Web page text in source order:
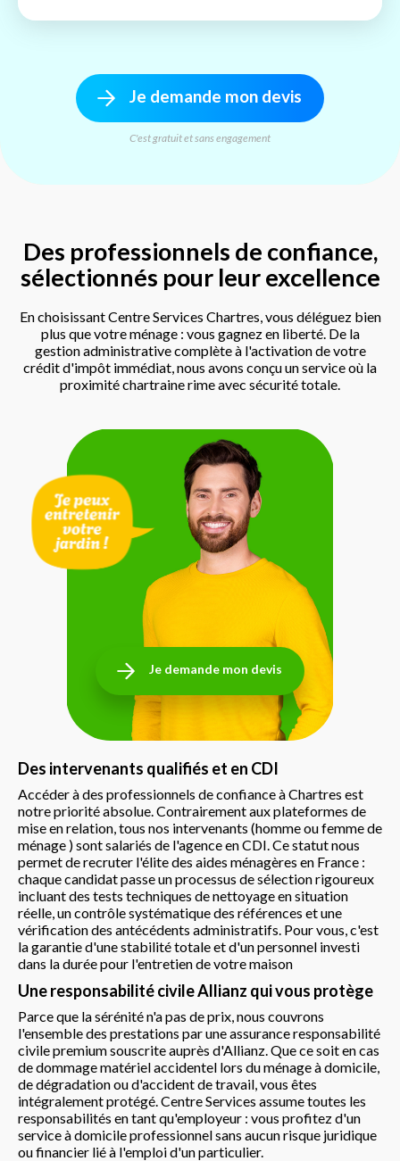
Je demande mon devis
C'est gratuit et sans engagement
Des professionnels de confiance,
sélectionnés pour leur excellence
En choisissant Centre Services Chartres, vous déléguez bien
plus que votre ménage : vous gagnez en liberté. De la
gestion administrative complète à l'activation de votre
crédit d'impôt immédiat, nous avons conçu un service où la
proximité chartraine rime avec sécurité totale.
Je demande mon devis
Des intervenants qualifiés et en CDI
Accéder à des professionnels de confiance à Chartres est
notre priorité absolue. Contrairement aux plateformes de
mise en relation, tous nos intervenants (homme ou femme de
ménage ) sont salariés de l'agence en CDI. Ce statut nous
permet de recruter l'élite des aides ménagères en France :
chaque candidat passe un processus de sélection rigoureux
incluant des tests techniques de nettoyage en situation
réelle, un contrôle systématique des références et une
vérification des antécédents administratifs. Pour vous, c'est
la garantie d'une stabilité totale et d'un personnel investi
dans la durée pour l'entretien de votre maison
Une responsabilité civile Allianz qui vous protège
Parce que la sérénité n'a pas de prix, nous couvrons
l'ensemble des prestations par une assurance responsabilité
civile premium souscrite auprès d'Allianz. Que ce soit en cas
de dommage matériel accidentel lors du ménage à domicile,
de dégradation ou d'accident de travail, vous êtes
intégralement protégé. Centre Services assume toutes les
responsabilités en tant qu'employeur : vous profitez d'un
service à domicile professionnel sans aucun risque juridique
ou financier lié à l'emploi d'un particulier.